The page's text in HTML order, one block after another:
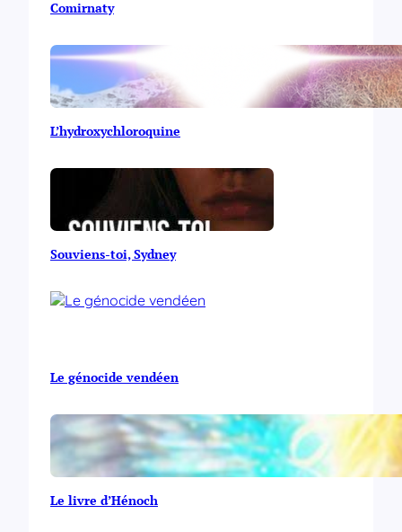
Comirnaty
L’hydroxychloroquine
Souviens-toi, Sydney
Le génocide vendéen
Le livre d’Hénoch